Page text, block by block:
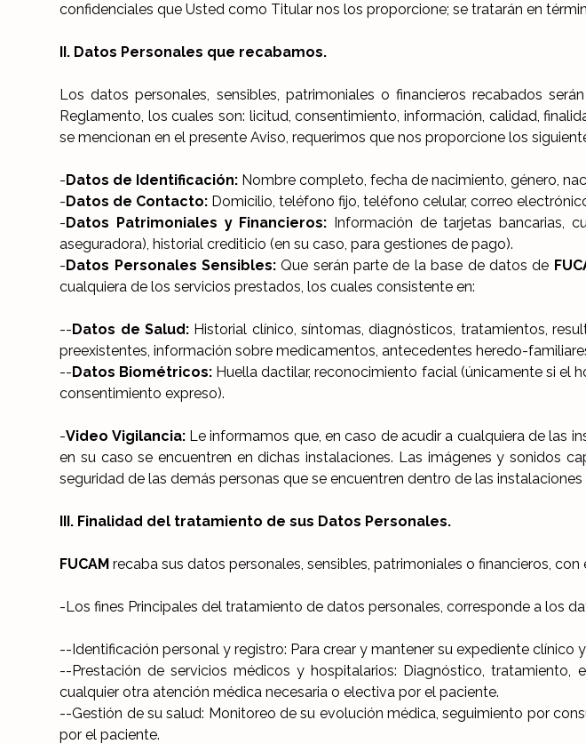
confidenciales que Usted como Titular nos los proporcione; se tratarán en
II. Datos Personales que recabamos.
Los datos personales, sensibles, patrimoniales o financieros recabados
Reglamento, los cuales son: licitud, consentimiento, información, calidad,
se mencionan en el presente Aviso, requerimos que nos proporcione los
-Datos de Identificación: Nombre completo, fecha de nacimiento, género,
-Datos de Contacto: Domicilio, teléfono fijo, teléfono celular, correo
-Datos Patrimoniales y Financieros: Información de tarjetas bancarias,
aseguradora), historial crediticio (en su caso, para gestiones de pago).
-Datos Personales Sensibles:Que serán parte de la base de datos de
cualquiera de los servicios prestados, los cuales consistente en:
--Datos de Salud:Historial clínico, síntomas, diagnósticos, tratamientos,
preexistentes, información sobre medicamentos, antecedentes heredo-
--Datos Biométricos: Huella dactilar, reconocimiento facial (únicamente si el
consentimiento expreso).
-Video Vigilancia:Le informamos que, en caso de acudir a cualquiera de las
en su caso se encuentren en dichas instalaciones. Las imágenes y sonidos
seguridad de las demás personas que se encuentren dentro de las instalaciones
III. Finalidad del tratamiento de sus Datos Personales.
FUCAM recaba sus datos personales, sensibles, patrimoniales o financieros,
-Los fines Principales del tratamiento de datos personales, corresponde a los
--Identificación personal y registro: Para crear y mantener su expediente clínico
--Prestación de servicios médicos y hospitalarios: Diagnóstico, tratamiento,
cualquier otra atención médica necesaria o electiva por el paciente.
--Gestión de su salud: Monitoreo de su evolución médica, seguimiento por
por el paciente.